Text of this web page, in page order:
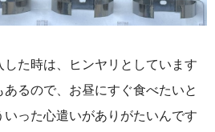
た時は、ヒンヤリとしています
るので、お昼にすぐ食べたいと
った心遣いがありがたいんです